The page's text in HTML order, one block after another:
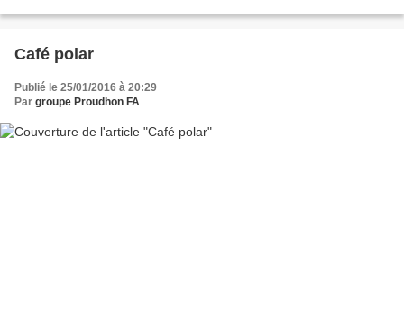
Café polar
Publié le 25/01/2016 à 20:29
Par groupe Proudhon FA